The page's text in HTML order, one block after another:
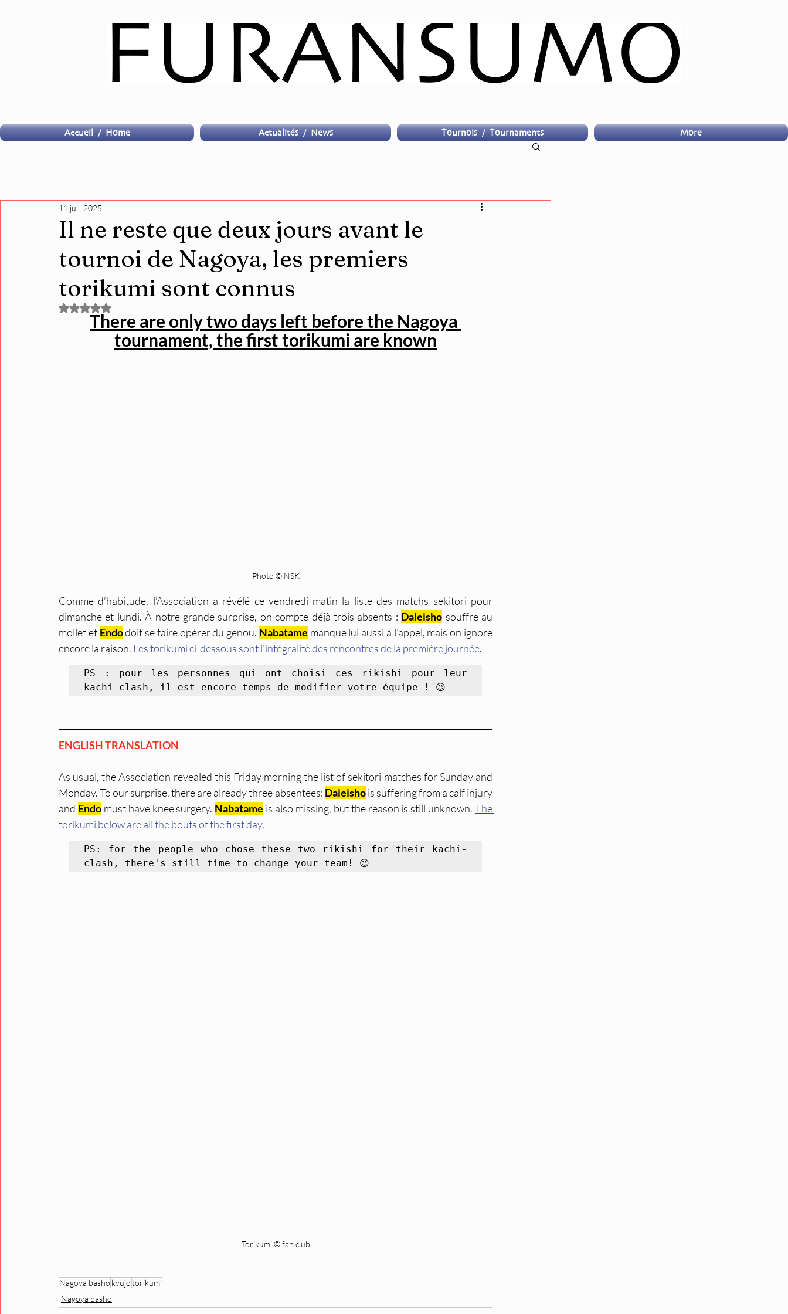
Accueil / Home Actualités / News Tournois / Tournaments More
Il ne reste que deux jours avant le
tournoi de Nagoya, les premiers
torikumi sont connus
11 juil. 2025
Noté NaN étoiles sur 5.
There are only two days left before the Nagoya
tournament, the first torikumi are known
Photo © NSK
Comme d’habitude, l’Association a révélé ce vendredi matin la liste des matchs sekitori pour
dimanche et lundi. À notre grande surprise, on compte déjà trois absents : Daieisho souffre au
mollet et Endo doit se faire opérer du genou. Nabatame manque lui aussi à l’appel, mais on ignore
encore la raison. Les torikumi ci-dessous sont l'intégralité des rencontres de la première journée.
PS : pour les personnes qui ont choisi ces rikishi pour leur
kachi-clash, il est encore temps de modifier votre équipe ! 😉
ENGLISH TRANSLATION
As usual, the Association revealed this Friday morning the list of sekitori matches for Sunday and
Monday. To our surprise, there are already three absentees: Daieisho is suffering from a calf injury
and Endo must have knee surgery. Nabatame is also missing, but the reason is still unknown. The
torikumi below are all the bouts of the first day.
PS: for the people who chose these two rikishi for their kachi-
clash, there's still time to change your team! 😉
Torikumi © fan club
Nagoya basho kyujotorikumi
Nagoya basho